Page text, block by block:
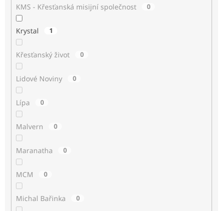
KMS - Křesťanská misijní společnost 0
Krystal 1
Křesťanský život 0
Lidové Noviny 0
Lípa 0
Malvern 0
Maranatha 0
MCM 0
Michal Bařinka 0